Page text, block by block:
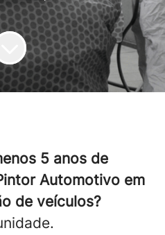
5 anos de
Automotivo em
de veículos?